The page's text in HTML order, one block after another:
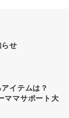
せ
イテムは？
ママサポート大